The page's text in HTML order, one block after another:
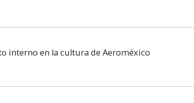
interno en la cultura de Aeroméxico